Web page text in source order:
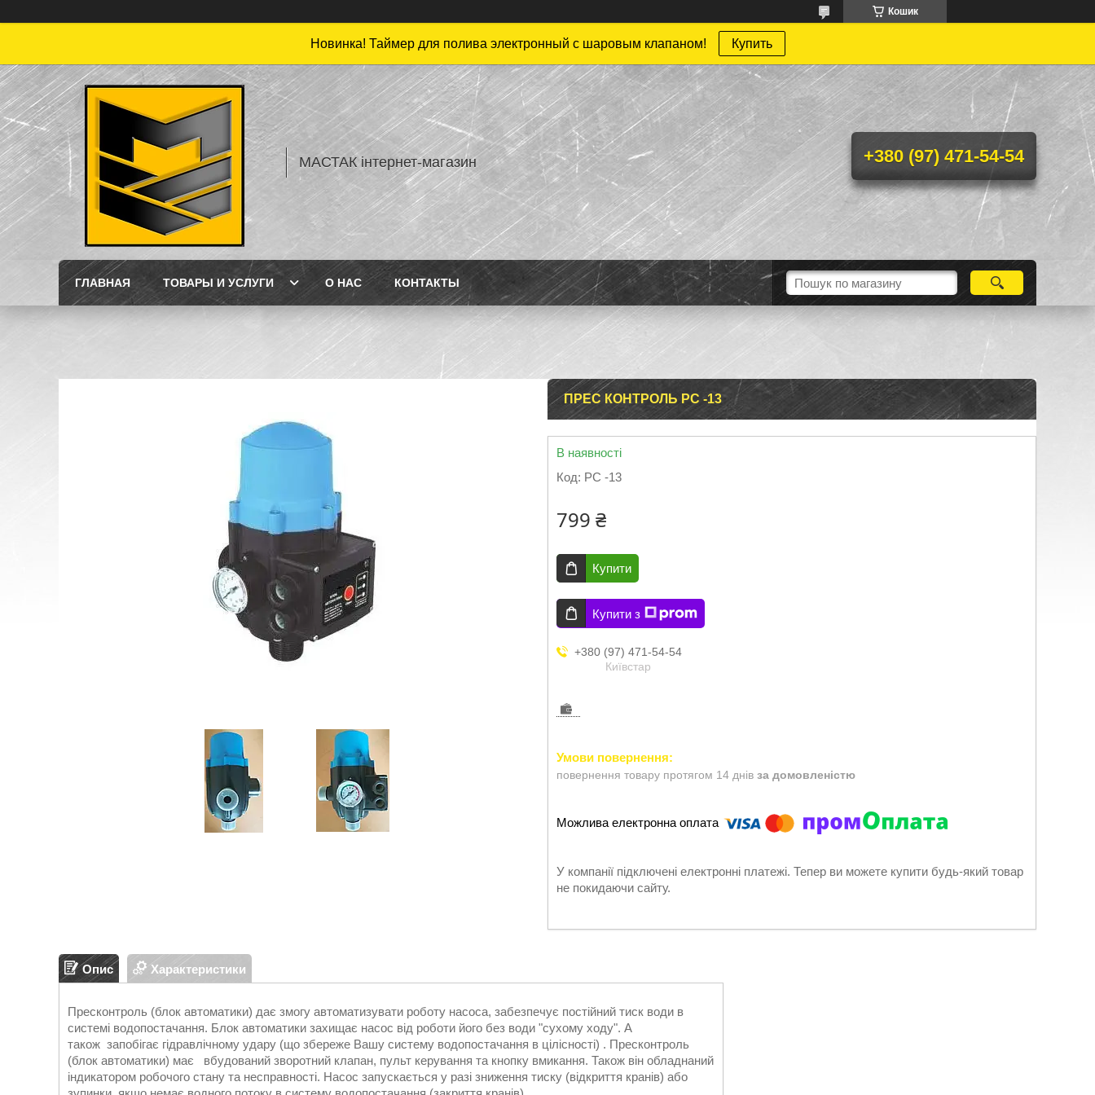
Кошик
Новинка! Таймер для полива электронный с шаровым клапаном! Купить
МАСТАК інтернет-магазин +380 (97) 471-54-54
ГЛАВНАЯ ТОВАРЫ И УСЛУГИ О НАС КОНТАКТЫ
ПРЕС КОНТРОЛЬ РС -13
В наявності
Код: РС -13
799 ₴
Купити
Купити з
+380 (97) 471-54-54
Київстар
повернення товару протягом 14 днів за домовленістю
У компанії підключені електронні платежі. Тепер ви можете купити будь-який товар
не покидаючи сайту.
Опис Характеристики
Пресконтроль (блок автоматики) дає змогу автоматизувати роботу насоса, забезпечує постійний тиск води в
системі водопостачання. Блок автоматики захищає насос від роботи його без води "сухому ходу". А
також запобігає гідравлічному удару (що збереже Вашу систему водопостачання в цілісності) . Пресконтроль
(блок автоматики) має вбудований зворотний клапан, пульт керування та кнопку вмикання. Також він обладнаний
індикатором робочого стану та несправності. Насос запускається у разі зниження тиску (відкриття кранів) або